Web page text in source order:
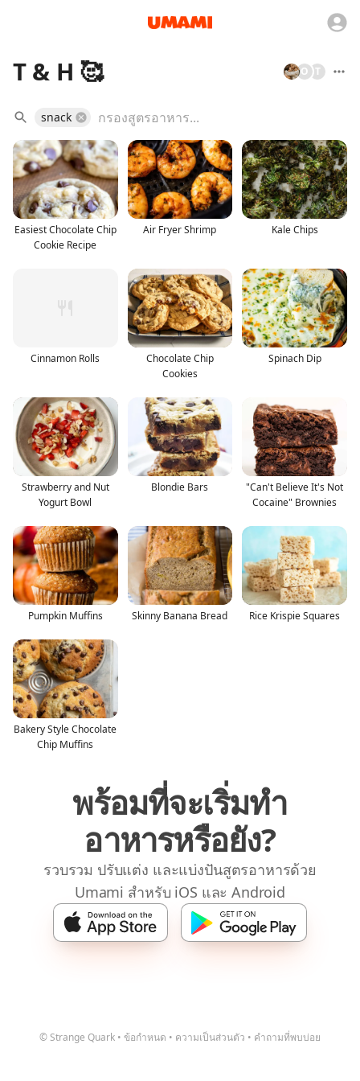
T & H 🥰 T
O
snack
Easiest Chocolate Chip
Cookie Recipe
Air Fryer Shrimp Kale Chips
Cinnamon Rolls
Chocolate Chip
Cookies
Spinach Dip
Strawberry and Nut
Yogurt Bowl
Blondie Bars
"Can't Believe It's Not
Cocaine" Brownies
Pumpkin Muffins Skinny Banana Bread Rice Krispie Squares
Bakery Style Chocolate
Chip Muffins
พร้อมที่จะเริ่มทำ
อาหารหรือยัง?
รวบรวม ปรับแต่ง และแบ่งปันสูตรอาหารด้วย
Umami สำหรับ iOS และ Android
© Strange Quark • ข้อกำหนด • ความเป็นส่วนตัว • คำถามที่พบบ่อย